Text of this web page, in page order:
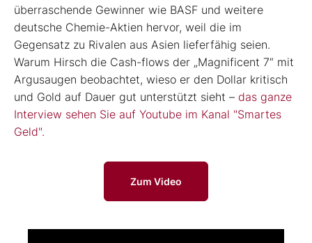
überraschende Gewinner wie BASF und weitere
deutsche Chemie-Aktien hervor, weil die im
Gegensatz zu Rivalen aus Asien lieferfähig seien.
Warum Hirsch die Cash-flows der „Magnificent 7“ mit
Argusaugen beobachtet, wieso er den Dollar kritisch
und Gold auf Dauer gut unterstützt sieht – das ganze
Interview sehen Sie auf Youtube im Kanal "Smartes
Geld".
Zum Video